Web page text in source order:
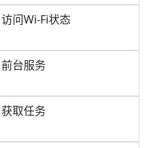
访问Wi-Fi状态
前台服务
获取任务